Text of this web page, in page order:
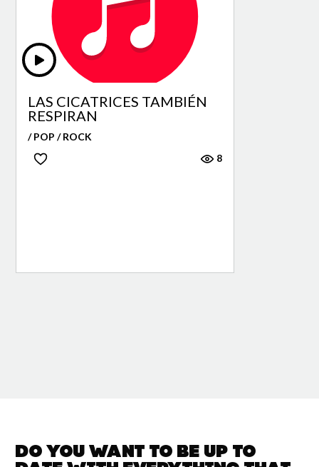
LAS CICATRICES TAMBIÉN
RESPIRAN
/ POP / ROCK
8
Do you want to be up to